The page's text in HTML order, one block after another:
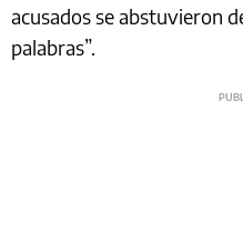
acusados se abstuvieron
palabras”.